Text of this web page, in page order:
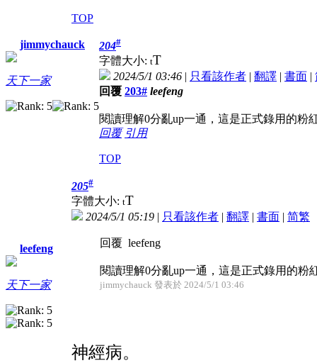
TOP
jimmychauck
天下一家
204#
字體大小: tT
2024/5/1 03:46 | 只看該作者 | 翻譯 | 書面 |
回覆 203# leefeng
閱讀理解0分亂up一通，這是正式錄用的粉
回覆 引用
TOP
leefeng
天下一家
205#
字體大小: tT
2024/5/1 05:19 | 只看該作者 | 翻譯 | 書面 | 简繁
回覆 leefeng
閱讀理解0分亂up一通，這是正式錄用的粉
jimmychauck 發表於 2024/5/1 03:46
神經病。